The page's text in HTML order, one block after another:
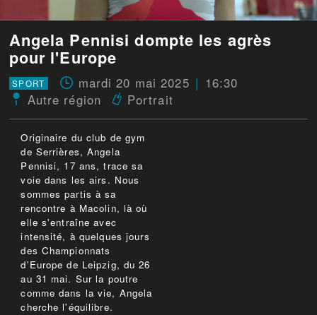
Angela Pennisi dompte les agrès
pour l'Europe
SPORT mardi 20 mai 2025
16:30
Autre région
Portrait
Originaire du club de gym
de Serrières, Angela
Pennisi, 17 ans, trace sa
voie dans les airs. Nous
sommes partis à sa
rencontre à Macolin, là où
elle s'entraîne avec
intensité, à quelques jours
des Championnats
d'Europe de Leipzig, du 26
au 31 mai. Sur la poutre
comme dans la vie, Angela
cherche l'équilibre.